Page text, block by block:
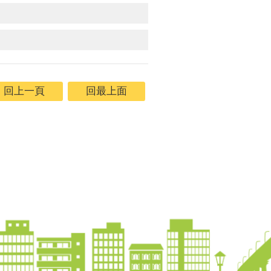
回上一頁 回最上面